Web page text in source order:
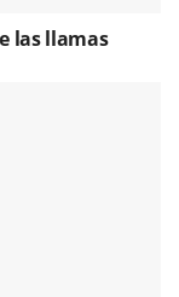
las llamas